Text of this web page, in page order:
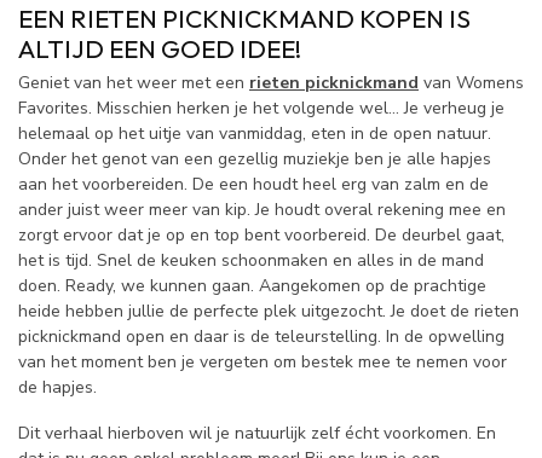
EEN RIETEN PICKNICKMAND KOPEN IS
ALTIJD EEN GOED IDEE!
Geniet van het weer met een rieten picknickmand van Womens
Favorites. Misschien herken je het volgende wel… Je verheug je
helemaal op het uitje van vanmiddag, eten in de open natuur.
Onder het genot van een gezellig muziekje ben je alle hapjes
aan het voorbereiden. De een houdt heel erg van zalm en de
ander juist weer meer van kip. Je houdt overal rekening mee en
zorgt ervoor dat je op en top bent voorbereid. De deurbel gaat,
het is tijd. Snel de keuken schoonmaken en alles in de mand
doen. Ready, we kunnen gaan. Aangekomen op de prachtige
heide hebben jullie de perfecte plek uitgezocht. Je doet de rieten
picknickmand open en daar is de teleurstelling. In de opwelling
van het moment ben je vergeten om bestek mee te nemen voor
de hapjes.
Dit verhaal hierboven wil je natuurlijk zelf écht voorkomen. En